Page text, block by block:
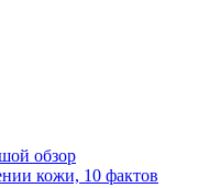
обзор
кожи, 10 фактов